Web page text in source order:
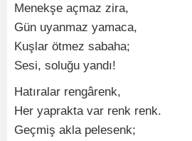
Menekşe açmaz zira,
Gün uyanmaz yamaca,
Kuşlar ötmez sabaha;
Sesi, soluğu yandı!
Hatıralar rengârenk,
Her yaprakta var renk renk.
Geçmiş akla pelesenk;